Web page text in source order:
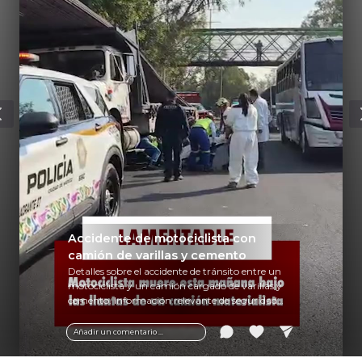
Añadir un comentario ...
Accidente de motociclista con
camión de varillas y cemento
Detalles sobre el accidente de tránsito entre un
motociclista y un camión cargado de varillas y
cemento. Información relevante de seguridad
vial y recomendaciones para motociclistas.